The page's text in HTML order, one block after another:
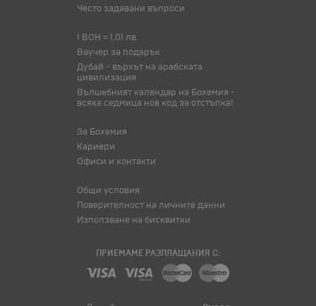
Често задавани въпроси
1 BOH = 1,01 лв.
Ваучер за подарък
Дубай - върхът на арабската
цивилизация
Вълшебният календар на Бохемия -
всяка седмица нов код за отстъпка!
За Бохемия
Кариери
Офиси и контакти
Общи условия
Поверителност на личните данни
Използване на бисквитки
ПРИЕМАМЕ РАЗПЛАЩАНИЯ С: